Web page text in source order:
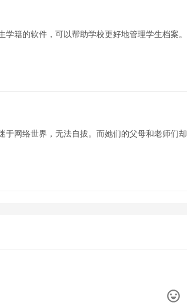
籍的软件，可以帮助学校更好地管理学生档案。
网络世界，无法自拔。而她们的父母和老师们却